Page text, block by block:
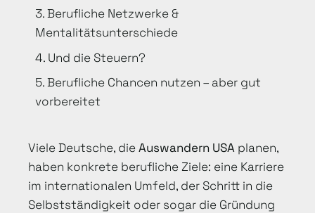
3. Berufliche Netzwerke &
Mentalitätsunterschiede
4. Und die Steuern?
5. Berufliche Chancen nutzen – aber gut
vorbereitet
Viele Deutsche, dieAuswandern USA planen,
haben konkrete berufliche Ziele: eine Karriere
im internationalen Umfeld, der Schritt in die
Selbstständigkeit oder sogar die Gründung